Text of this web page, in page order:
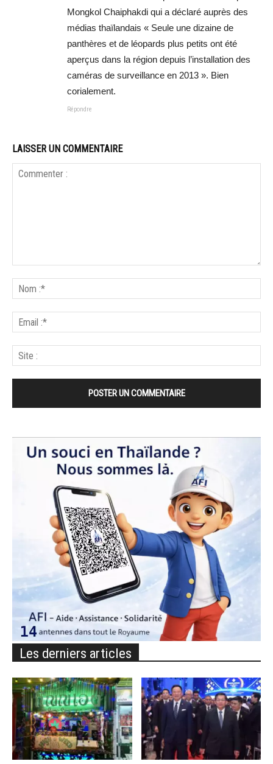
Mongkol Chaiphakdi qui a déclaré auprès des
médias thaïlandais « Seule une dizaine de
panthères et de léopards plus petits ont été
aperçus dans la région depuis l’installation des
caméras de surveillance en 2013 ». Bien
corialement.
Répondre
LAISSER UN COMMENTAIRE
Les derniers articles